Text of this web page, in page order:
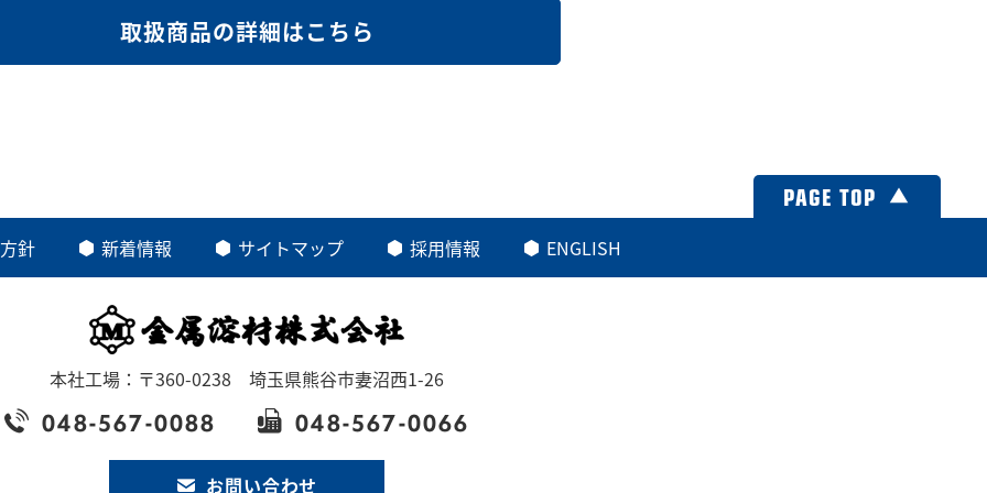
取扱商品の詳細はこちら
PAGE TOP
針 新着情報 サイトマップ 採用情報 ENGLISH
本社工場：〒360-0238 埼玉県熊谷市妻沼西1-26
048-567-0088 048-567-0066
お問い合わせ